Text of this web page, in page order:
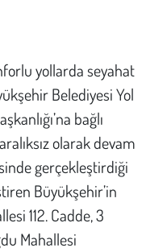
yollarda seyahat
Belediyesi Yol
bağlı
olarak devam
gerçekleştirdiği
Büyükşehir’in
112. Cadde, 3
Mahallesi